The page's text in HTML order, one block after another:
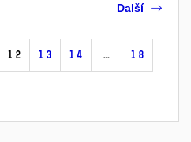
12 13 14 … 18
Další